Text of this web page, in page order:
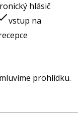
hlásič
vstup na
prohlídku.